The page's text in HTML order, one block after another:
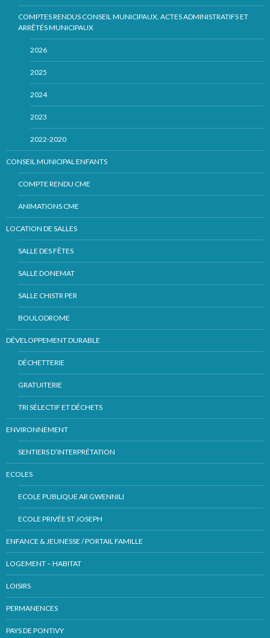
COMPTES RENDUS CONSEIL MUNICIPAUX, ACTES ADMINISTRATIFS ET
ARRÊTÉS MUNICIPAUX
2026
2025
2024
2023
2022-2020
CONSEIL MUNICIPAL ENFANTS
COMPTE RENDU CME
ANIMATIONS CME
LOCATION DE SALLES
SALLE DES FÊTES
SALLE DONEMAT
SALLE CHISTR PER
BOULODROME
DÉVELOPPEMENT DURABLE
DÉCHETTERIE
GRATUITERIE
TRI SÉLECTIF ET DÉCHETS
ENVIRONNEMENT
SENTIERS D’INTERPRÉTATION
ECOLES
ECOLE PUBLIQUE AR GWENNILI
ECOLE PRIVÉE ST JOSEPH
ENFANCE & JEUNESSE / PORTAIL FAMILLE
LOGEMENT – HABITAT
LOISIRS
PERMANENCES
PAYS DE PONTIVY